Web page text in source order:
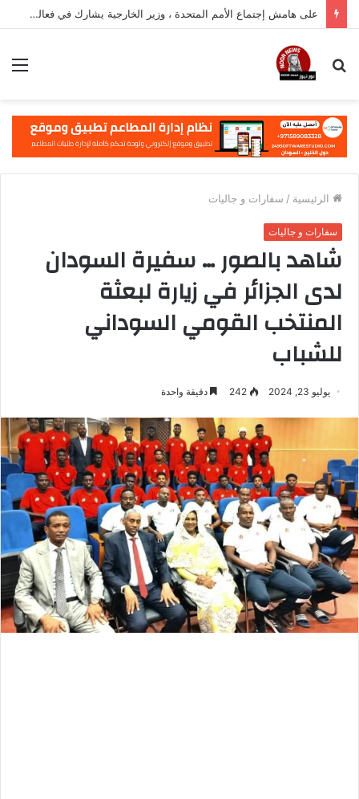
على هامش إجتماع الأمم المتحدة ، وزير الخارجية يشارك في فعالية مهمة في نيويورك
بحث
الرئيسية / سفارات و جاليات
سفارات و جاليات
شاهد بالصور … سفيرة السودان
لدى الجزائر في زيارة لبعثة
المنتخب القومي السوداني
للشباب
يوليو 23, 2024 242 دقيقة واحدة